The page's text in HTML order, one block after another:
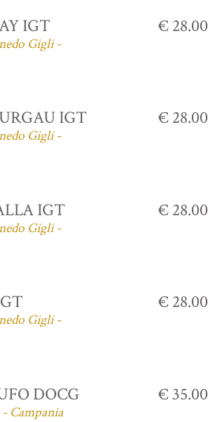
IGT
Gigli -
€ 28.00
IGT
Gigli -
€ 28.00
IGT
Gigli -
€ 28.00
Gigli -
€ 28.00
DOCG
Campania
€ 35.00